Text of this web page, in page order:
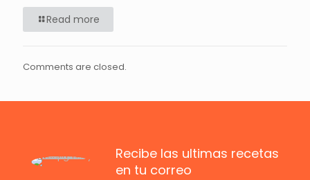
Read more
Comments are closed.
Recibe las ultimas recetas
en tu correo